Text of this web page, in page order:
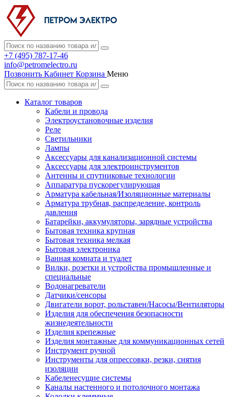
+7 (495) 787-17-46
info@petromelectro.ru
Позвонить Кабинет Корзина Меню
Каталог товаров
Кабели и провода
Электроустановочные изделия
Реле
Светильники
Лампы
Аксессуары для канализационной системы
Аксессуары для электроинструментов
Антенны и спутниковые технологии
Аппаратура пускорегулирующая
Арматура кабельная/Изоляционные материалы
Арматура трубная, распределение, контроль
давления
Батарейки, аккумуляторы, зарядные устройства
Бытовая техника крупная
Бытовая техника мелкая
Бытовая электроника
Ванная комната и туалет
Вилки, розетки и устройства промышленные и
специальные
Водонагреватели
Датчики/сенсоры
Двигатели ворот, рольставен/Насосы/Вентиляторы
Изделия для обеспечения безопасности
жизнедеятельности
Изделия крепежные
Изделия монтажные для коммуникационных сетей
Инструмент ручной
Инструменты для опрессовки, резки, снятия
изоляции
Кабеленесущие системы
Каналы настенного и потолочного монтажа